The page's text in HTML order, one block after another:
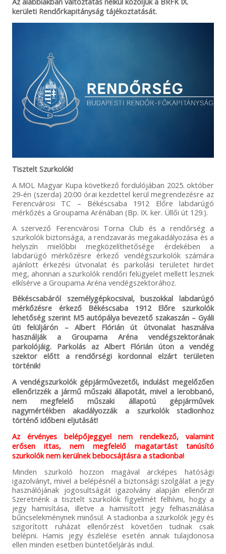
kerületi Rendőrkapitányság tájékoztatását.
Tisztelt Szurkolók!
A MOL Magyar Kupa következő fordulójában 2025. október
29-én (szerda) 20:00 órai kezdettel kerül megrendezésre az
Ferencvárosi TC – Békéscsaba 1912 Előre labdarúgó
mérkőzés a Groupama Arénában (Bp. IX. ker. Üllői út 129.).
A szervező Ferencvárosi Torna Club és a rendőrség a
szurkolók biztonsága, a rendzavarás megakadályozása és a
helyszín mielőbbi megközelíthetősége érdekében a
labdarúgó mérkőzésre érkező vendégszurkolók számára
ajánlott érkezési útvonalat és parkolási területet hirdet
meg, ahonnan a szurkolók rendőri felügyelet mellett lesznek
elkísérve a Groupama Aréna vendégszektorához.
Békéscsabáról személygépkocsival, buszokkal labdarúgó
mérkőzésre érkező Békéscsaba 1912 Előre szurkolók
lehetőség szerint M5 autópálya bevezető szakaszán – Gyáli
úti felüljárón – Albert Flórián út útvonalat használva
használják a Groupama Aréna vendégszektorának
parkolójáig. Parkolás az Albert Flórián úton a vendég
szektor előtt a rendőrségi kordonnal elzárt területen
történik!
A vendégszurkolók gépjárművezetői, indulást megelőzően
ellenőrizzék a jármű műszaki állapotát, mivel a lerobbanó,
nem megfelelő műszaki állapotú gépjárművek
nagymértékben akadályozzák a szurkolók stadionhoz
történő időbeni eljutását!
Az érvényes belépőjeggyel nem rendelkező, valamint
erősen ittas, nem megfelelő magatartást tanúsító
szurkolók nem kerülnek bebocsájtásra a stadionba!
Minden szurkoló hozzon magával arcképes hatósági
igazolványt, mivel a belépésnél a biztonsági szolgálat a jegy
használójának jogosultságát igazolvány alapján ellenőrzi!
Szeretnénk a tisztelt szurkolók figyelmét felhívni, hogy a
jegy hamisítása, illetve a hamisított jegy felhasználása
bűncselekménynek minősül. A stadionba a szurkolók jegy és
szigorított ruházat ellenőrzést követően tudnak csak
belépni. Hamis jegy észlelése esetén annak tulajdonosa
ellen minden esetben büntetőeljárás indul.